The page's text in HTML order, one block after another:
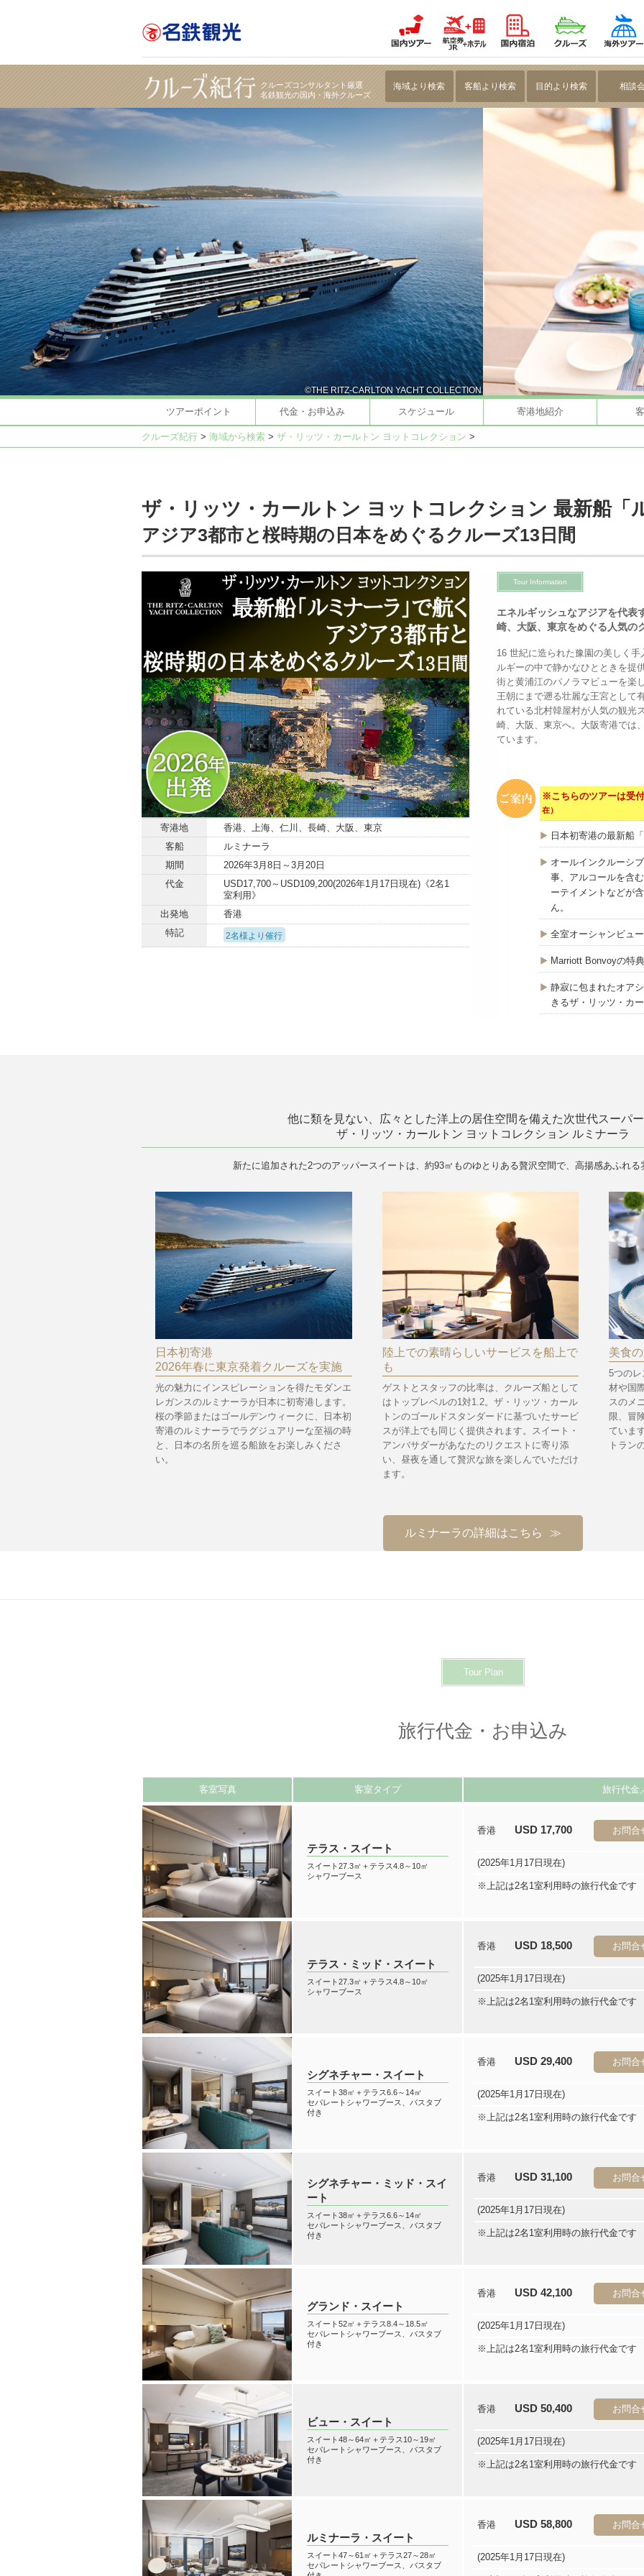
クルーズコンサルタント厳選
名鉄観光の国内・海外クルーズ
海域より検索 客船より検索 目的より検索 相談
©THE RITZ-CARLTON YACHT COLLECTION
ツアーポイント 代金・お申込み スケジュール 寄港地紹介
クルーズ紀行 > 海域から検索 > ザ・リッツ・カールトン ヨットコレクション >
ザ・リッツ・カールトン ヨットコレクション 最新船「
アジア3都市と桜時期の日本をめぐるクルーズ13日間
寄港地
香港、上海、仁川、長崎、大阪、東京
客船
ルミナーラ
期間
2026年3月8日～3月20日
代金
USD17,700～USD109,200(2026年1月17日現在)《2名1
室利用》
出発地
香港
特記
2名様より催行
Tour Information
エネルギッシュなアジアを代表
崎、大阪、東京をめぐる人気の
16 世紀に造られた豫園の美しく
ルギーの中で静かなひとときを提
街と黄浦江のパノラマビューを楽
王朝にまで遡る壮麗な王宮として
れている北村韓屋村が人気の観光
崎、大阪、東京へ。大阪寄港では
ています。
※こちらのツアーは受付
在）
日本初寄港の最新船
オールインクルーシ
事、アルコールを含
ーテイメントなどが
ん。
全室オーシャンビュー
Marriott Bonvoyの特
静寂に包まれたオア
きるザ・リッツ・カ
他に類を見ない、広々とした洋上の居住空間を備えた次世代スーパ
ザ・リッツ・カールトン ヨットコレクション ルミナーラ
新たに追加された2つのアッパースイートは、約93㎡ものゆとりある贅沢空間で、高揚感あふれる
日本初寄港
2026年春に東京発着クルーズを実施
光の魅力にインスピレーションを得たモダンエ
レガンスのルミナーラが日本に初寄港します。
桜の季節またはゴールデンウィークに、日本初
寄港のルミナーラでラグジュアリーな至福の時
と、日本の名所を巡る船旅をお楽しみくださ
い。
陸上での素晴らしいサービスを船上で
も
ゲストとスタッフの比率は、クルーズ船として
はトップレベルの1対1.2。ザ・リッツ・カール
トンのゴールドスタンダードに基づいたサービ
スが洋上でも同じく提供されます。スイート・
アンバサダーがあなたのリクエストに寄り添
い、昼夜を通して贅沢な旅を楽しんでいただけ
ます。
美食
5つの
材や国
スのメ
限、冒
ていま
トラン
ルミナーラの詳細はこちら
Tour Plan
旅行代金・お申込み
客室写真 客室タイプ 旅行代金
テラス・スイート
スイート27.3㎡＋テラス4.8～10㎡
シャワーブース
香港 USD 17,700 お問合
(2025年1月17日現在)
※上記は2名1室利用時の旅行代金です
テラス・ミッド・スイート
スイート27.3㎡＋テラス4.8～10㎡
シャワーブース
香港 USD 18,500 お問合
(2025年1月17日現在)
※上記は2名1室利用時の旅行代金です
シグネチャー・スイート
スイート38㎡＋テラス6.6～14㎡
セパレートシャワーブース、バスタブ
付き
香港 USD 29,400 お問合
(2025年1月17日現在)
※上記は2名1室利用時の旅行代金です
シグネチャー・ミッド・スイ
ート
スイート38㎡＋テラス6.6～14㎡
セパレートシャワーブース、バスタブ
付き
香港 USD 31,100 お問合
(2025年1月17日現在)
※上記は2名1室利用時の旅行代金です
グランド・スイート
スイート52㎡＋テラス8.4～18.5㎡
セパレートシャワーブース、バスタブ
付き
香港 USD 42,100 お問合
(2025年1月17日現在)
※上記は2名1室利用時の旅行代金です
ビュー・スイート
スイート48～64㎡＋テラス10～19㎡
セパレートシャワーブース、バスタブ
付き
香港 USD 50,400 お問合
(2025年1月17日現在)
※上記は2名1室利用時の旅行代金です
ルミナーラ・スイート
スイート47～61㎡＋テラス27～28㎡
セパレートシャワーブース、バスタブ
香港 USD 58,800 お問合
(2025年1月17日現在)